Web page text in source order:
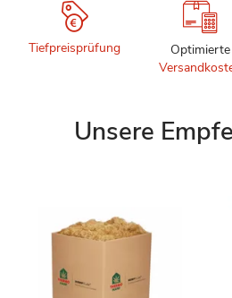
Tiefpreisprüfung
Optimierte
Unsere